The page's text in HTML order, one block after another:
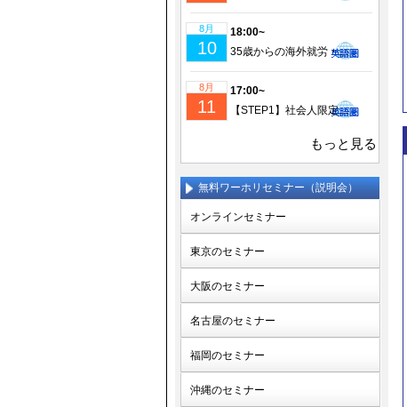
8月
10
18:00~
35歳からの海外就労・セカンドキャリア実現セミナー
8月
11
17:00~
【STEP1】社会人限定！仕事を辞めてワーホリ！帰国後の挑戦に備えるセミナー(少人数制)
もっと見る
無料ワーホリセミナー（説明会）
オンラインセミナー
東京のセミナー
大阪のセミナー
名古屋のセミナー
福岡のセミナー
沖縄のセミナー